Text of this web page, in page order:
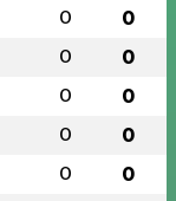
0 0
0 0
0 0
0 0
0 0